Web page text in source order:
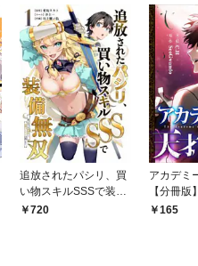
追放されたパシリ、買
い物スキルSSSで装備
無双 ～買ったモノを
720
アカデミ
【分冊版
ク） １
165